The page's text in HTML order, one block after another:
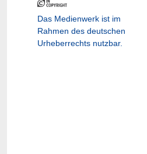
Das Medienwerk ist im
Rahmen des deutschen
Urheberrechts nutzbar.